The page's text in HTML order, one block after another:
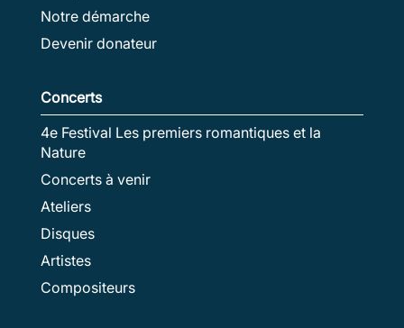
Notre démarche
Devenir donateur
Concerts
4e Festival Les premiers romantiques et la
Nature
Concerts à venir
Ateliers
Disques
Artistes
Compositeurs